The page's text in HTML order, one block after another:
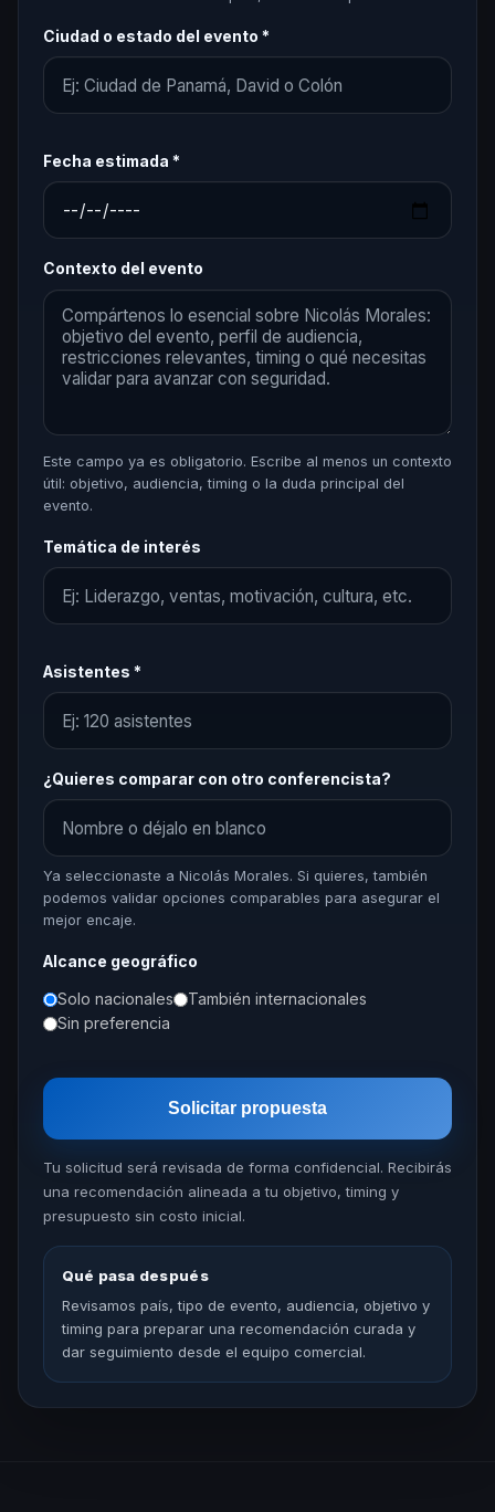
Ciudad o estado del evento *
Fecha estimada *
Contexto del evento
Este campo ya es obligatorio. Escribe al menos un contexto
útil: objetivo, audiencia, timing o la duda principal del
evento.
Temática de interés
Asistentes *
¿Quieres comparar con otro conferencista?
Ya seleccionaste a Nicolás Morales. Si quieres, también
podemos validar opciones comparables para asegurar el
mejor encaje.
Alcance geográfico
Solo nacionales
También internacionales
Sin preferencia
Solicitar propuesta
Tu solicitud será revisada de forma confidencial. Recibirás
una recomendación alineada a tu objetivo, timing y
presupuesto sin costo inicial.
Qué pasa después
Revisamos país, tipo de evento, audiencia, objetivo y
timing para preparar una recomendación curada y
dar seguimiento desde el equipo comercial.